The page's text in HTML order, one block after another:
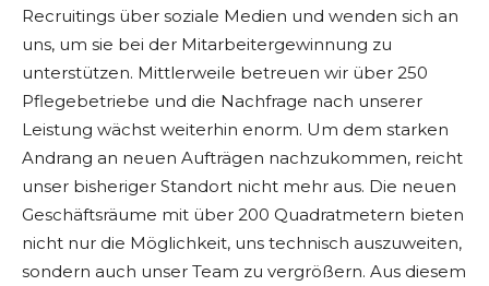
Recruitings über soziale Medien und wenden sich an
uns, um sie bei der Mitarbeitergewinnung zu
unterstützen. Mittlerweile betreuen wir über 250
Pflegebetriebe und die Nachfrage nach unserer
Leistung wächst weiterhin enorm. Um dem starken
Andrang an neuen Aufträgen nachzukommen, reicht
unser bisheriger Standort nicht mehr aus. Die neuen
Geschäftsräume mit über 200 Quadratmetern bieten
nicht nur die Möglichkeit, uns technisch auszuweiten,
sondern auch unser Team zu vergrößern. Aus diesem